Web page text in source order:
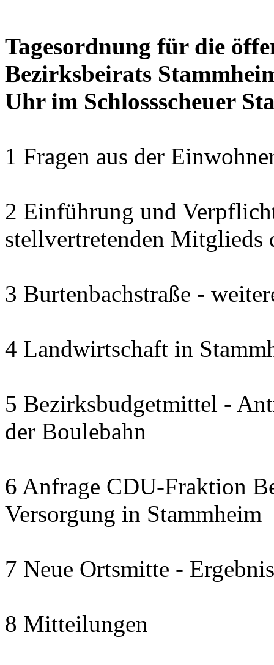
Tagesordnung für die
Bezirksbeirats
Uhr im Schlossscheuer
1 Fragen aus der
2 Einführung und
stellvertretenden Mitglieds
3 Burtenbachstraße -
4 Landwirtschaft in
5 Bezirksbudgetmittel -
der Boulebahn
6 Anfrage CDU-Fraktion
Versorgung in Stammheim
7 Neue Ortsmitte -
8 Mitteilungen